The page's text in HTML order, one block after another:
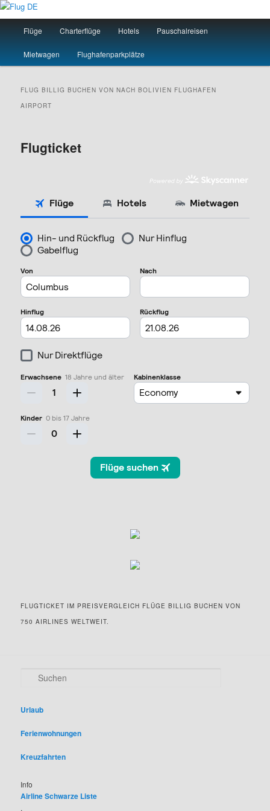
Zum
primären
Zum
sekundären
Flug DE
Flüge Charterflüge Hotels Pauschalreisen
Mietwagen Flughafenparkplätze
FLUG BILLIG BUCHEN VON NACHBOLIVIEN FLUGHAFEN
AIRPORT
Flugticket
FLUGTICKET IM PREISVERGLEICH FLÜGE BILLIG BUCHEN VON
750 AIRLINES WELTWEIT.
h
n
Urlaub
Ferienwohnungen
Kreuzfahrten
Info
Airline Schwarze Liste
.